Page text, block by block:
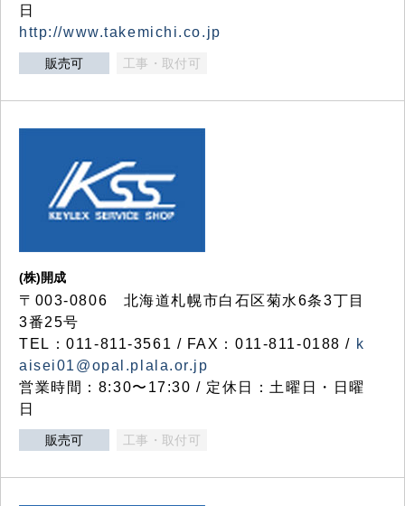
日
http://www.takemichi.co.jp
販売可 工事・取付可
(株)開成
〒003-0806 北海道札幌市白石区菊水6条3丁目
3番25号
TEL：011-811-3561 / FAX：011-811-0188 / k
aisei01@opal.plala.or.jp
営業時間：8:30〜17:30 / 定休日：土曜日・日曜
日
販売可 工事・取付可